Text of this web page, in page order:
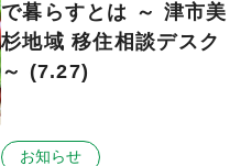
で暮らすとは ～ 津市美
杉地域 移住相談デスク
～ (7.27)
お知らせ